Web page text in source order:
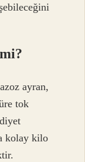
ayran,
tok
kolay kilo